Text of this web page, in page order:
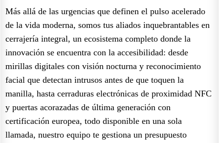
Más allá de las urgencias que definen el pulso acelerado
de la vida moderna, somos tus aliados inquebrantables en
cerrajería integral, un ecosistema completo donde la
innovación se encuentra con la accesibilidad: desde
mirillas digitales con visión nocturna y reconocimiento
facial que detectan intrusos antes de que toquen la
manilla, hasta cerraduras electrónicas de proximidad NFC
y puertas acorazadas de última generación con
certificación europea, todo disponible en una sola
llamada, nuestro equipo te gestiona un presupuesto